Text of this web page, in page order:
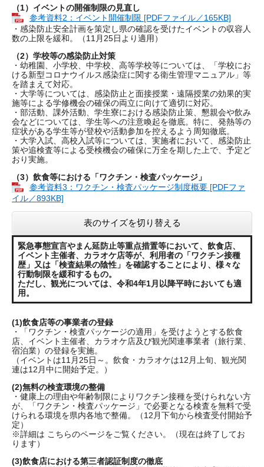
（1）イベントの開催制限の見直し
参考資料2：イベント開催制限 [PDFファイル／165KB]
・感染防止安全計画を策定し県の確認を受けたイベントの収容人
数の上限を緩和。（11月25日より適用）
（2）学校等の感染防止対策
・幼稚園、小学校、中学校、高等学校等については、「学校にお
ける新型コロナウイルス感染症に関する衛生管理マニュアル」等
を踏まえて対応。
・大学等については、感染防止と面接授業・遠隔授業の効果的実
施等による学修機会の確保の両立に向けて適切に対応。
・部活動、課外活動、学生寮における感染防止策、懇親会や飲み
会などについては、学生等への注意喚起を徹底。特に、発熱等の
症状がある学生等が登校や活動参加を控えるよう周知徹底。
・大学入試、高校入試等については、実施者において、感染防止
策や追検査等による受検機会の確保に万全を期した上で、予定ど
おり実施。
（3）飲食等における「ワクチン・検査パッケージ」
参考資料3：ワクチン・検査パッケージ制度概要 [PDFファ
イル／893KB]
表のサイズを切り替える
緊急事態宣言やまん延防止等重点措置等において、飲食店、
イベント主催者、カラオケ店等が、利用者の「ワクチン接種
歴」又は「検査結果の陰性」を確認することにより、様々な
行動制限を緩和するもの。
ただし、観光については、令和4年1月以降平時においても適
用。
(1)飲食店等の事業者の登録
・「ワクチン・検査パッケージの適用」を受けようとする飲食
店、イベント主催者、カラオケ店及び観光関連事業者（旅行業、
宿泊業）の登録を実施。
（イベントは11月25日～。飲食・カラオケは12月上旬、観光関
連は12月中に開始予定。）
(2)無料の検査環境の整備
・健康上の理由や年齢制限によりワクチン接種を受けられない方
が、「ワクチン・検査パッケージ」で必要となる検査を無料で受
けられる環境を県内各地で整備。（12月下旬から検査受付開始予
定）
※詳細は こちらのページをご覧ください。（現在は終了してお
ります）
(3)飲食店における第三者認証制度の徹底